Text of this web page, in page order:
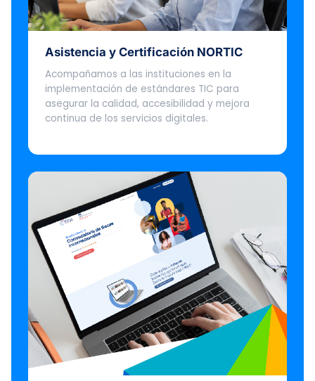
Asistencia y Certificación NORTIC
Acompañamos a las instituciones en la
implementación de estándares TIC para
asegurar la calidad, accesibilidad y mejora
continua de los servicios digitales.